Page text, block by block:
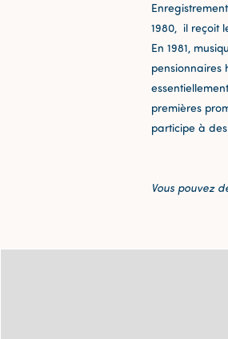
1980, il reçoit
En 1981,
pensionnaires
premières
participe à
Vous pouvez